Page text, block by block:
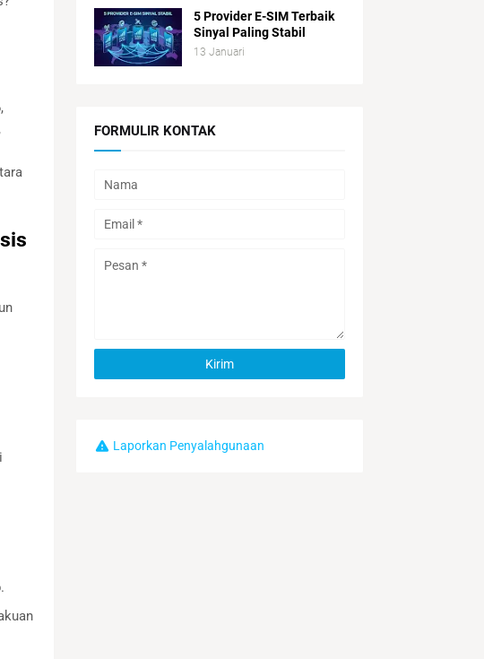
5 Provider E-SIM Terbaik
Sinyal Paling Stabil
13 Januari
FORMULIR KONTAK
Laporkan Penyalahgunaan